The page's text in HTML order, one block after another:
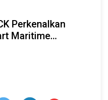
Perkenalkan
Maritime
AI dan IoT